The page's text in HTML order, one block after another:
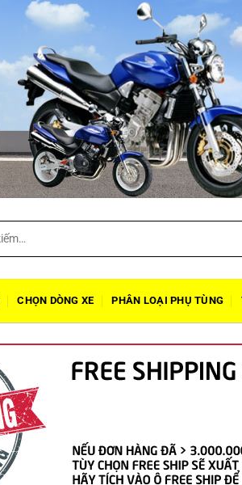
CHỌN DÒNG XE PHÂN LOẠI PHỤ TÙNG